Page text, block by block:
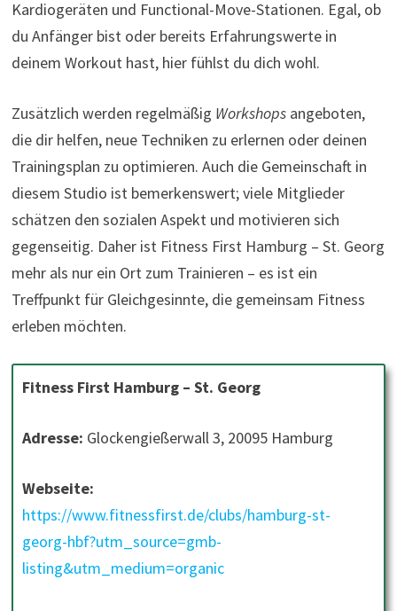
Kardiogeräten und Functional-Move-Stationen. Egal, ob
du Anfänger bist oder bereits Erfahrungswerte in
deinem Workout hast, hier fühlst du dich wohl.
Zusätzlich werden regelmäßig Workshopsangeboten,
die dir helfen, neue Techniken zu erlernen oder deinen
Trainingsplan zu optimieren. Auch die Gemeinschaft in
diesem Studio ist bemerkenswert; viele Mitglieder
schätzen den sozialen Aspekt und motivieren sich
gegenseitig. Daher ist Fitness First Hamburg – St. Georg
mehr als nur ein Ort zum Trainieren – es ist ein
Treffpunkt für Gleichgesinnte, die gemeinsam Fitness
erleben möchten.
Fitness First Hamburg – St. Georg
Adresse: Glockengießerwall 3, 20095 Hamburg
Webseite:
https://www.fitnessfirst.de/clubs/hamburg-st-
georg-hbf?utm_source=gmb-
listing&utm_medium=organic